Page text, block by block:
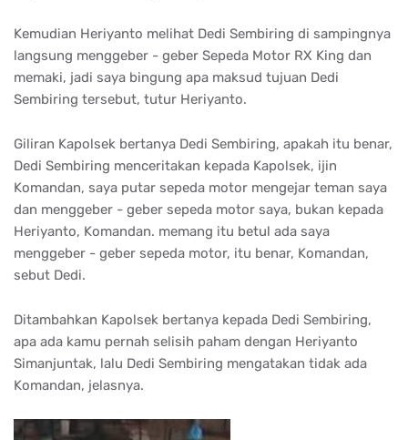
Kemudian Heriyanto melihat Dedi Sembiring di sampingnya
langsung menggeber - geber Sepeda Motor RX King dan
memaki, jadi saya bingung apa maksud tujuan Dedi
Sembiring tersebut, tutur Heriyanto.
Giliran Kapolsek bertanya Dedi Sembiring, apakah itu benar,
Dedi Sembiring menceritakan kepada Kapolsek, ijin
Komandan, saya putar sepeda motor mengejar teman saya
dan menggeber - geber sepeda motor saya, bukan kepada
Heriyanto, Komandan. memang itu betul ada saya
menggeber - geber sepeda motor, itu benar, Komandan,
sebut Dedi.
Ditambahkan Kapolsek bertanya kepada Dedi Sembiring,
apa ada kamu pernah selisih paham dengan Heriyanto
Simanjuntak, lalu Dedi Sembiring mengatakan tidak ada
Komandan, jelasnya.